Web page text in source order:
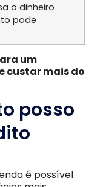
o dinheiro
pode
um
custar mais do
posso
é possível